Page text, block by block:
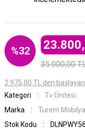
%32
35.000,00
2.975,00 TL den
Kategori
Tv Ünitesi
Marka
Turem Mobilya
Stok Kodu
DLNPWY56